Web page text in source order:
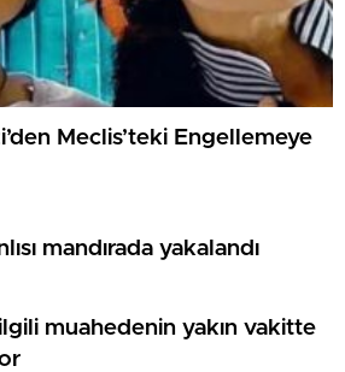
Meclis’teki Engellemeye
mandırada yakalandı
muahedenin yakın vakitte